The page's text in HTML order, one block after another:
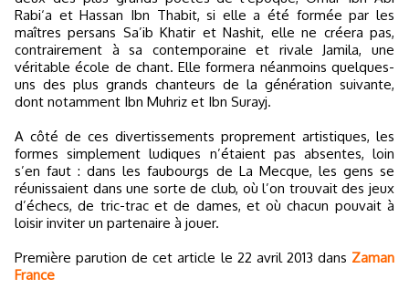
Rabi‘a et Hassan Ibn Thabit, si elle a été formée par les
maîtres persans Sa’ib Khatir et Nashit, elle ne créera pas,
contrairement à sa contemporaine et rivale Jamila, une
véritable école de chant. Elle formera néanmoins quelques-
uns des plus grands chanteurs de la génération suivante,
dont notamment Ibn Muhriz et Ibn Surayj.
A côté de ces divertissements proprement artistiques, les
formes simplement ludiques n’étaient pas absentes, loin
s’en faut : dans les faubourgs de La Mecque, les gens se
réunissaient dans une sorte de club, où l’on trouvait des jeux
d’échecs, de tric-trac et de dames, et où chacun pouvait à
loisir inviter un partenaire à jouer.
Première parution de cet article le 22 avril 2013 dans Zaman
France